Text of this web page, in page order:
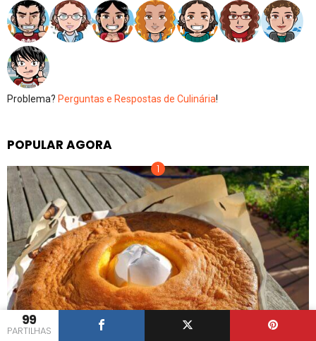
99
PARTILHAS
Problema? Perguntas e Respostas de Culinária!
POPULAR AGORA